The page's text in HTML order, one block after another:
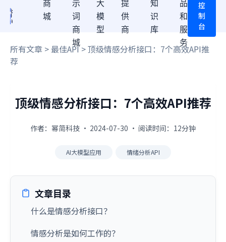
商
城
示
词
商
城
大
模
型
提
供
商
知
识
库
品
和
服
务
控
制
台
所有文章 > 最佳API> 顶级情感分析接口：7个高效API推
荐
顶级情感分析接口：7个高效API推荐
作者：幂简科技 · 2024-07-30 · 阅读时间：12分钟
AI大模型应用 情绪分析API
文章目录
什么是情感分析接口？
情感分析是如何工作的？